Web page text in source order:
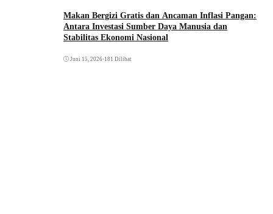
Makan Bergizi Gratis dan Ancaman Inflasi Pangan:
Antara Investasi Sumber Daya Manusia dan
Stabilitas Ekonomi Nasional
Juni 15, 2026•181 Dilihat